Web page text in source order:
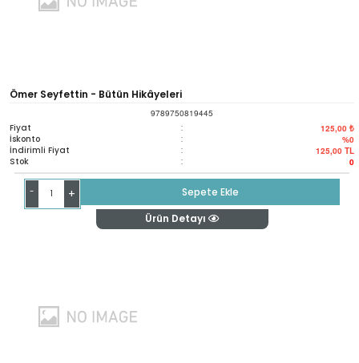
Ömer Seyfettin - Bütün Hikâyeleri
9789750819445
Fiyat : 125,00 ₺
İskonto : %0
İndirimli Fiyat : 125,00 TL
Stok : 0
- +
Sepete Ekle
Ürün Detayı